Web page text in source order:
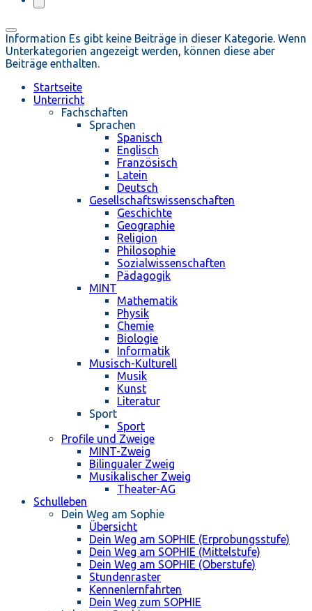
Information Es gibt keine Beiträge in dieser Kategorie. Wenn
Unterkategorien angezeigt werden, können diese aber
Beiträge enthalten.
Startseite
Unterricht
Fachschaften
Sprachen
Spanisch
Englisch
Französisch
Latein
Deutsch
Gesellschaftswissenschaften
Geschichte
Geographie
Religion
Philosophie
Sozialwissenschaften
Pädagogik
MINT
Mathematik
Physik
Chemie
Biologie
Informatik
Musisch-Kulturell
Musik
Kunst
Literatur
Sport
Sport
Profile und Zweige
MINT-Zweig
Bilingualer Zweig
Musikalischer Zweig
Theater-AG
Schulleben
Dein Weg am Sophie
Übersicht
Dein Weg am SOPHIE (Erprobungsstufe)
Dein Weg am SOPHIE (Mittelstufe)
Dein Weg am SOPHIE (Oberstufe)
Stundenraster
Kennenlernfahrten
Dein Weg zum SOPHIE